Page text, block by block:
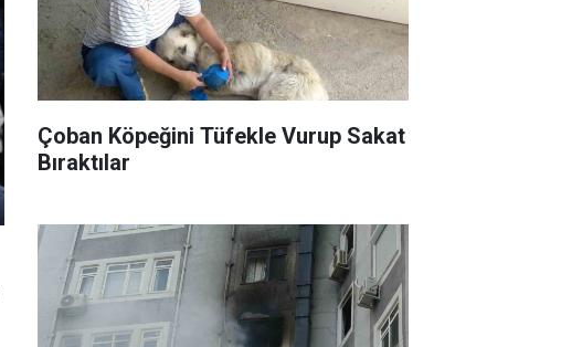
Çoban Köpeğini Tüfekle Vurup Sakat
Bıraktılar